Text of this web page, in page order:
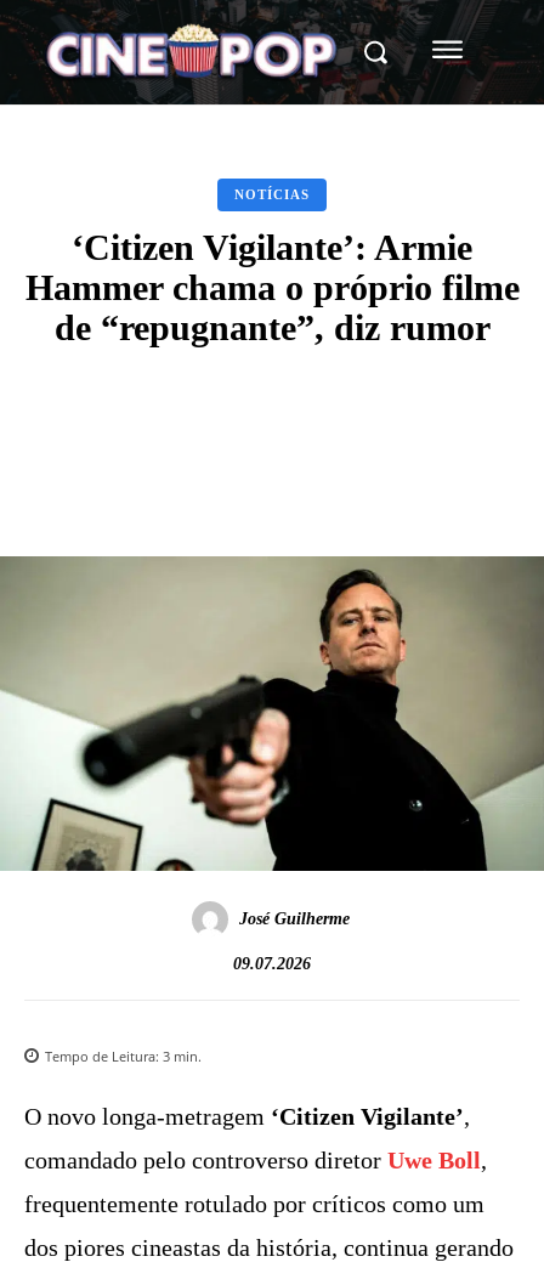
NOTÍCIAS
‘Citizen Vigilante’: Armie
Hammer chama o próprio filme
de “repugnante”, diz rumor
José Guilherme
09.07.2026
Tempo de Leitura: 3 min.
O novo longa-metragem ‘Citizen Vigilante’,
comandado pelo controverso diretor Uwe Boll,
frequentemente rotulado por críticos como um
dos piores cineastas da história, continua gerando